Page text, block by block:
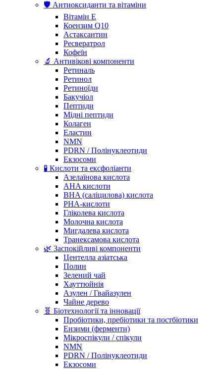
🛡️ Антиоксиданти та вітаміни
Вітамін Е
Коензим Q10
Астаксантин
Ресвератрол
Кофеїн
🔬 Антивікові компоненти
Ретиналь
Ретинол
Ретиноїди
Бакучіол
Пептиди
Мідні пептиди
Колаген
Еластин
NMN
PDRN / Полінуклеотиди
Екзосоми
🧪 Кислоти та ексфоліанти
Азелаїнова кислота
AHA кислоти
BHA (саліцилова) кислота
PHA-кислоти
Гліколева кислота
Молочна кислота
Мигдалева кислота
Транексамова кислота
🌿 Заспокійливі компоненти
Центелла азіатська
Полин
Зелений чай
Хауттюйнія
Азулен / Гвайазулен
Чайне дерево
🧬 Біотехнології та інновації
Пробіотики, пребіотики та постбіотики
Ензими (ферменти)
Мікроспікули / спікули
NMN
PDRN / Полінуклеотиди
Екзосоми